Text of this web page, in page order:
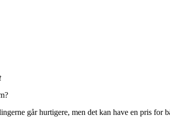
går hurtigere, men det kan have en pris